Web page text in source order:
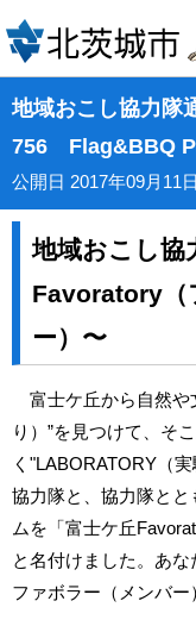
地域おこし協力
756 Flag&BBQ
公開日 2017年09月11日
地域おこし
Favoratory（
ー）〜
富士ケ丘から自然や
り）”を見つけて、そ
く"LABORATORY（
協力隊と、協力隊と
ムを「富士ケ丘
と名付けました。あ
ファボラー（メンバー